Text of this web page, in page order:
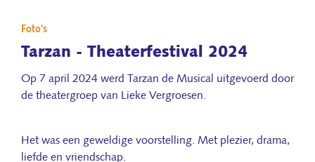
Foto's
Tarzan - Theaterfestival 2024
Op 7 april 2024 werd Tarzan de Musical uitgevoerd door
de theatergroep van Lieke Vergroesen.
Het was een geweldige voorstelling. Met plezier, drama,
liefde en vriendschap.